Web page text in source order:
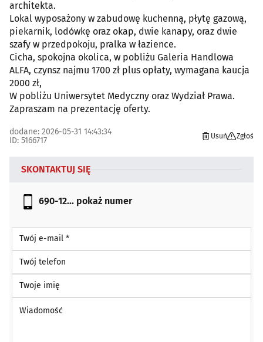
architekta.
Lokal wyposażony w zabudowę kuchenną, płytę gazową,
piekarnik, lodówkę oraz okap, dwie kanapy, oraz dwie
szafy w przedpokoju, pralka w łazience.
Cicha, spokojna okolica, w pobliżu Galeria Handlowa
ALFA, czynsz najmu 1700 zł plus opłaty, wymagana kaucja
2000 zł,
W pobliżu Uniwersytet Medyczny oraz Wydział Prawa.
Zapraszam na prezentację oferty.
dodane: 2026-05-31 14:43:34
ID: 5166717
Usuń Zgłoś
SKONTAKTUJ SIĘ
690-12... pokaż numer
Twój e-mail *
Twój telefon
Twoje imię